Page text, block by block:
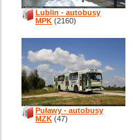
Lublin - autobusy
MPK (2160)
Puławy - autobusy
MZK (47)